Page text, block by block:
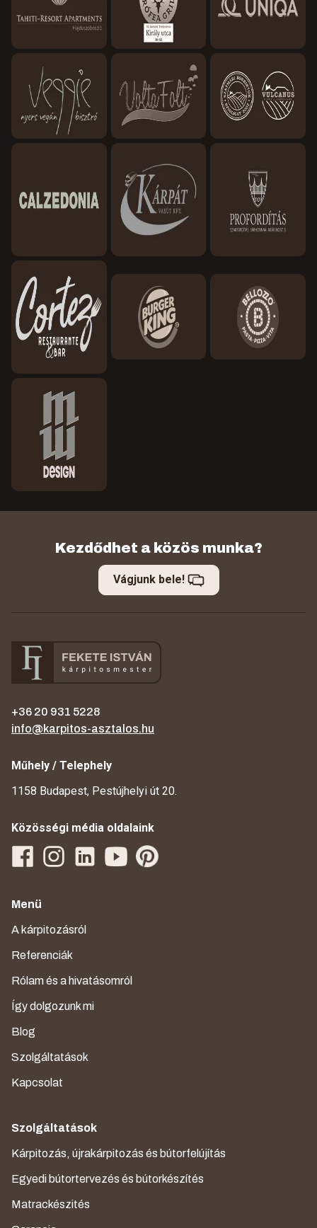
Kezdődhet a közös munka?
Vágjunk bele!
+36 20 931 5228
info@karpitos-asztalos.hu
Műhely / Telephely
1158 Budapest, Pestújhelyi út 20.
Közösségi média oldalaink
Menü
A kárpitozásról
Referenciák
Rólam és a hivatásomról
Így dolgozunk mi
Blog
Szolgáltatások
Kapcsolat
Szolgáltatások
Kárpitozás, újrakárpitozás és bútorfelújítás
Egyedi bútortervezés és bútorkészítés
Matrackészités